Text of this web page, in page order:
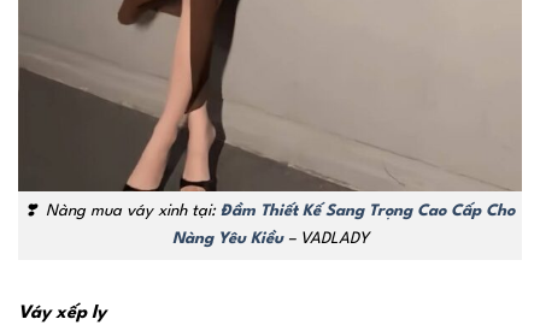
❣️ Nàng mua váy xinh tại: Đầm Thiết Kế Sang Trọng Cao Cấp Cho
Nàng Yêu Kiều – VADLADY
Váy xếp ly